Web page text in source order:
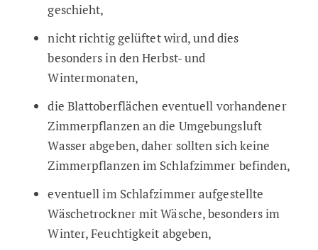
geschieht,
nicht richtig gelüftet wird, und dies
besonders in den Herbst- und
Wintermonaten,
die Blattoberflächen eventuell vorhandener
Zimmerpflanzen an die Umgebungsluft
Wasser abgeben, daher sollten sich keine
Zimmerpflanzen im Schlafzimmer befinden,
eventuell im Schlafzimmer aufgestellte
Wäschetrockner mit Wäsche, besonders im
Winter, Feuchtigkeit abgeben,